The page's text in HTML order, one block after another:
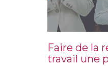
Faire de la
travail une